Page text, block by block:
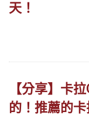
天！
【分享】卡
的！推薦的